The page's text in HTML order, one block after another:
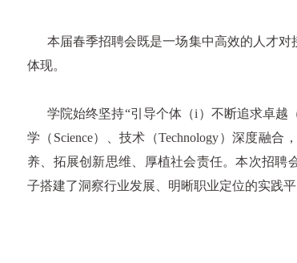
本届春季招聘会既是一场集中高效的人才对
体现。
学院始终坚持“引导个体（i）不断追求卓越（
学（Science）、技术（Technology）深度融
养、拓展创新思维、厚植社会责任。本次招聘
子搭建了洞察行业发展、明晰职业定位的实践平